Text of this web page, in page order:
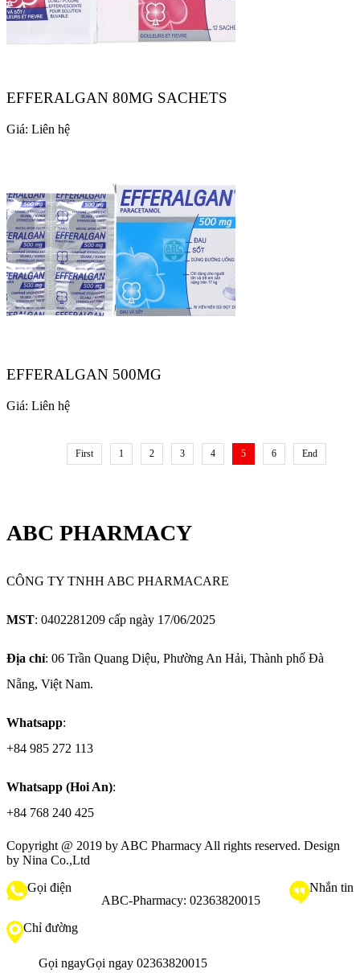
EFFERALGAN 80MG SACHETS
Giá: Liên hệ
EFFERALGAN 500MG
Giá: Liên hệ
First 1 2 3 4 5 6 End
ABC PHARMACY
CÔNG TY TNHH ABC PHARMACARE
MST: 0402281209 cấp ngày 17/06/2025
Địa chỉ: 06 Trần Quang Diệu, Phường An Hải, Thành phố Đà
Nẵng, Việt Nam.
Whatsapp:
+84 985 272 113
Whatsapp (Hoi An):
+84 768 240 425
Copyright @ 2019 by ABC Pharmacy All rights reserved. Design
by Nina Co.,Ltd
Gọi điện
ABC-Pharmacy: 02363820015
Nhắn tin
Chỉ đường
Gọi ngayGọi ngay 02363820015